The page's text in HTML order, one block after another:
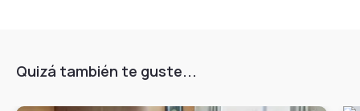
Quizá también te guste...